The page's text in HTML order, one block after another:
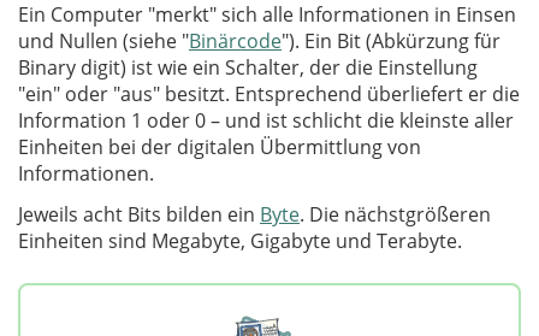
Ein Computer "merkt" sich alle Informationen in Einsen
und Nullen (siehe "Binärcode"). Ein Bit (Abkürzung für
Binary digit) ist wie ein Schalter, der die Einstellung
"ein" oder "aus" besitzt. Entsprechend überliefert er die
Information 1 oder 0 – und ist schlicht die kleinste aller
Einheiten bei der digitalen Übermittlung von
Informationen.
Jeweils acht Bits bilden ein Byte. Die nächstgrößeren
Einheiten sind Megabyte, Gigabyte und Terabyte.